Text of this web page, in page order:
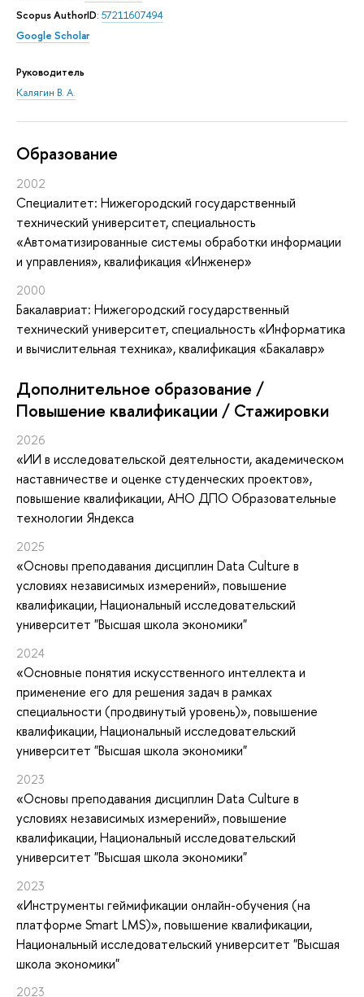
Scopus AuthorID: 57211607494
Google Scholar
Руководитель
Калягин В. А.
Oбразование
2002
Специалитет: Нижегородский государственный
технический университет, специальность
«Автоматизированные системы обработки информации
и управления», квалификация «Инженер»
2000
Бакалавриат: Нижегородский государственный
технический университет, специальность «Информатика
и вычислительная техника», квалификация «Бакалавр»
Дополнительное образование /
Повышение квалификации / Стажировки
2026
«ИИ в исследовательской деятельности, академическом
наставничестве и оценке студенческих проектов»,
повышение квалификации, АНО ДПО Образовательные
технологии Яндекса
2025
«Основы преподавания дисциплин Data Culture в
условиях независимых измерений», повышение
квалификации, Национальный исследовательский
университет "Высшая школа экономики"
2024
«Основные понятия искусственного интеллекта и
применение его для решения задач в рамках
специальности (продвинутый уровень)», повышение
квалификации, Национальный исследовательский
университет "Высшая школа экономики"
2023
«Основы преподавания дисциплин Data Culture в
условиях независимых измерений», повышение
квалификации, Национальный исследовательский
университет "Высшая школа экономики"
2023
«Инструменты геймификации онлайн-обучения (на
платформе Smart LMS)», повышение квалификации,
Национальный исследовательский университет "Высшая
школа экономики"
2023